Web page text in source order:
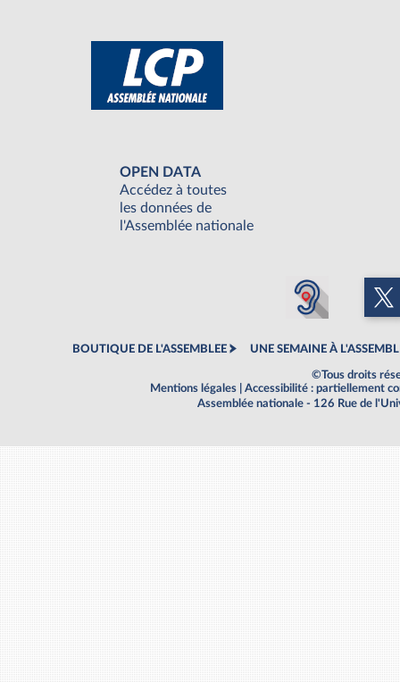
OPEN DATA
Accédez à toutes
les données de
l'Assemblée nationale
BOUTIQUE DE L'ASSEMBLEE UNE SEMAINE À
©Tous droits
Mentions légales
Accessibilité : partiellement
Assemblée nationale - 126 Rue de